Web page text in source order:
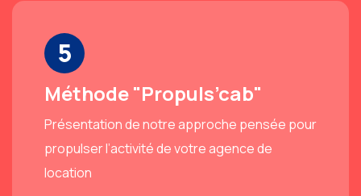
5
Méthode "Propuls’cab"
Présentation de notre approche pensée pour
propulser l’activité de votre agence de
location